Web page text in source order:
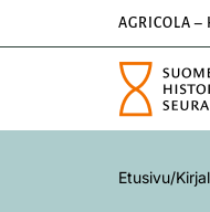
AGRICOLA
Etusivu/